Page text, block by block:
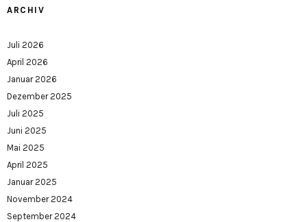
ARCHIV
Juli 2026
April 2026
Januar 2026
Dezember 2025
Juli 2025
Juni 2025
Mai 2025
April 2025
Januar 2025
November 2024
September 2024